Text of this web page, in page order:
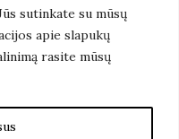
sutinkate su mūsų
apie slapukų
rasite mūsų
SkaitytiDaugiau